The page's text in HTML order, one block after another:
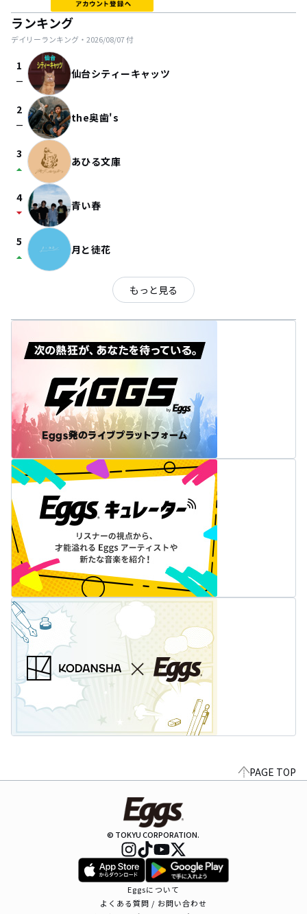
ランキング
デイリーランキング・ 2026/08/07付
1
check_indeterminate_small 仙台シティーキャッツ
2
check_indeterminate_small the奥歯's
3
arrow_drop_up あひる文庫
4
arrow_drop_down 青い春
5
arrow_drop_up 月と徒花
もっと見る
PAGE TOP
© TOKYU CORPORATION.
Eggsについて
よくある質問 / お問い合わせ